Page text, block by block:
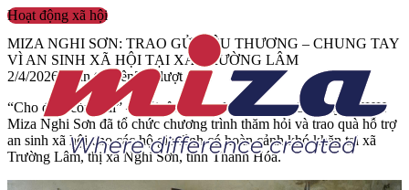
Hoạt động xã hội
MIZA NGHI SƠN: TRAO GỬI YÊU THƯƠNG – CHUNG TAY
VÌ AN SINH XÃ HỘI TẠI XÃ TRƯỜNG LÂM
2/4/2026Quản trị viên248
lượt xem
“Cho đi là còn mãi” – Với tâm niệm đó, vừa qua, Công ty TNHH
Miza Nghi Sơn đã tổ chức chương trình thăm hỏi và trao quà hỗ trợ
an sinh xã hội cho các hộ gia đình có hoàn cảnh khó khăn tại xã
Trường Lâm, thị xã Nghi Sơn, tỉnh Thanh Hóa.